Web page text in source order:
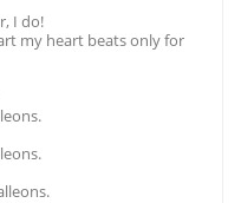
I do!
my heart beats only for